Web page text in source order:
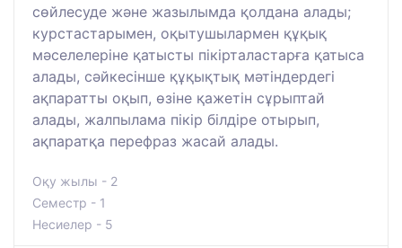
сөйлесуде және жазылымда қолдана алады;
курстастарымен, оқытушылармен құқық
мәселелеріне қатысты пікірталастарға қатыса
алады, сәйкесінше құқықтық мәтіндердегі
ақпаратты оқып, өзіне қажетін сұрыптай
алады, жалпылама пікір білдіре отырып,
ақпаратқа перефраз жасай алады.
Оқу жылы - 2
Семестр - 1
Несиелер - 5